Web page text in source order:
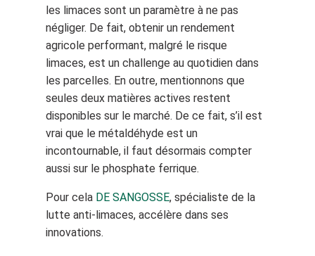
les limaces sont un paramètre à ne pas
négliger. De fait, obtenir un rendement
agricole performant, malgré le risque
limaces, est un challenge au quotidien dans
les parcelles. En outre, mentionnons que
seules deux matières actives restent
disponibles sur le marché. De ce fait, s’il est
vrai que le métaldéhyde est un
incontournable, il faut désormais compter
aussi sur le phosphate ferrique.
Pour cela DE SANGOSSE, spécialiste de la
lutte anti-limaces, accélère dans ses
innovations.